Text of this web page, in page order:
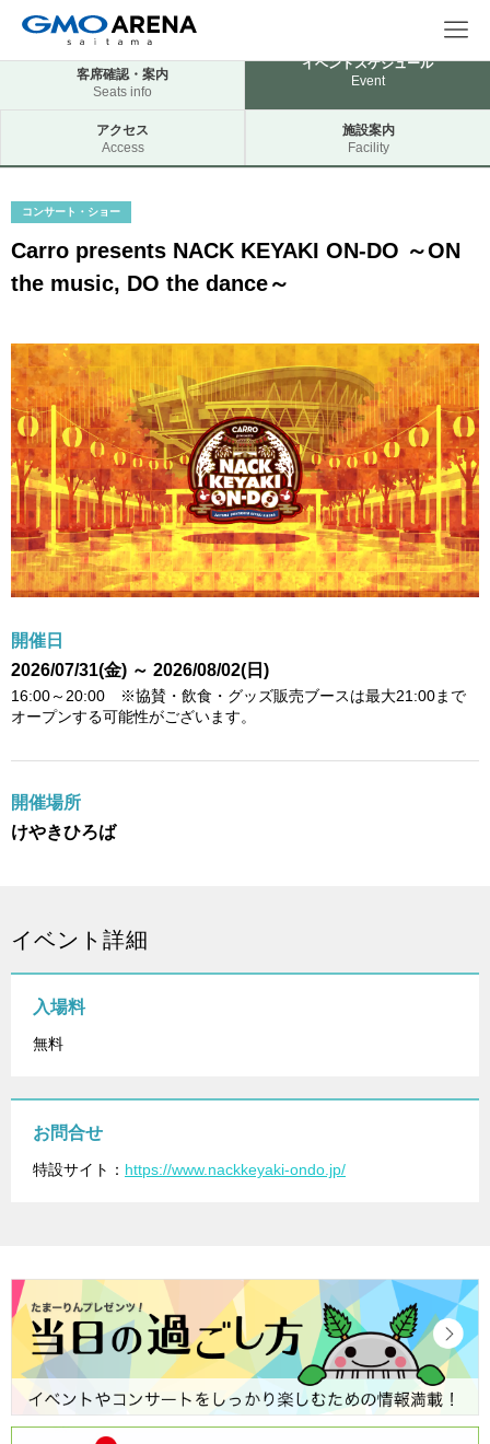
客席確認・案内
Seats info
イベントスケジュール
Event
アクセス
Access
施設案内
Facility
コンサート・ショー
Carro presents NACK KEYAKI ON-DO ～ON
the music, DO the dance～
開催日
2026/07/31(金) ～ 2026/08/02(日)
16:00～20:00 ※協賛・飲食・グッズ販売ブースは最大21:00まで
オープンする可能性がございます。
開催場所
けやきひろば
イベント詳細
入場料
無料
お問合せ
特設サイト： https://www.nackkeyaki-ondo.jp/